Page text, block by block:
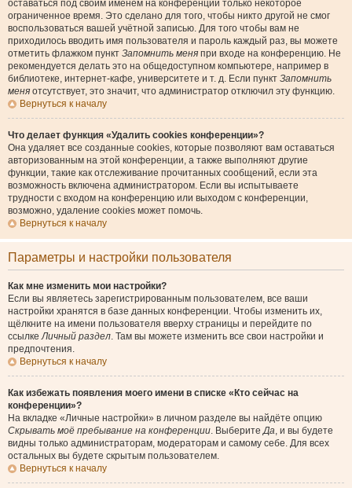
оставаться под своим именем на конференции только некоторое
ограниченное время. Это сделано для того, чтобы никто другой не смог
воспользоваться вашей учётной записью. Для того чтобы вам не
приходилось вводить имя пользователя и пароль каждый раз, вы можете
отметить флажком пункт Запомнить меня при входе на конференцию. Не
рекомендуется делать это на общедоступном компьютере, например в
библиотеке, интернет-кафе, университете и т. д. Если пункт Запомнить
меня отсутствует, это значит, что администратор отключил эту функцию.
Вернуться к началу
Что делает функция «Удалить cookies конференции»?
Она удаляет все созданные cookies, которые позволяют вам оставаться
авторизованным на этой конференции, а также выполняют другие
функции, такие как отслеживание прочитанных сообщений, если эта
возможность включена администратором. Если вы испытываете
трудности с входом на конференцию или выходом с конференции,
возможно, удаление cookies может помочь.
Вернуться к началу
Параметры и настройки пользователя
Как мне изменить мои настройки?
Если вы являетесь зарегистрированным пользователем, все ваши
настройки хранятся в базе данных конференции. Чтобы изменить их,
щёлкните на имени пользователя вверху страницы и перейдите по
ссылкеЛичный раздел. Там вы можете изменить все свои настройки и
предпочтения.
Вернуться к началу
Как избежать появления моего имени в списке «Кто сейчас на
конференции»?
На вкладке «Личные настройки» в личном разделе вы найдёте опцию
Скрывать моё пребывание на конференции. ВыберитеДа, и вы будете
видны только администраторам, модераторам и самому себе. Для всех
остальных вы будете скрытым пользователем.
Вернуться к началу